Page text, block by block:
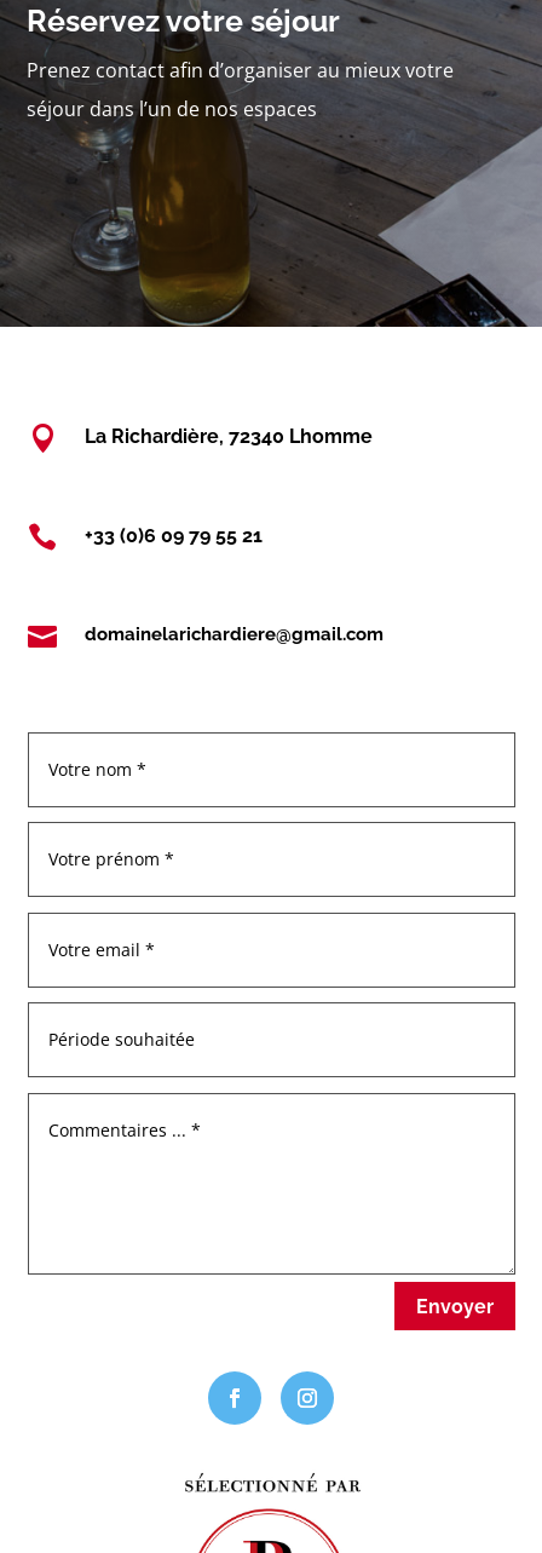
Réservez votre séjour
Prenez contact afin d’organiser au mieux votre
séjour dans l’un de nos espaces
 La Richardière, 72340 Lhomme
 +33 (0)6 09 79 55 21
 domainelarichardiere@gmail.com
Envoyer